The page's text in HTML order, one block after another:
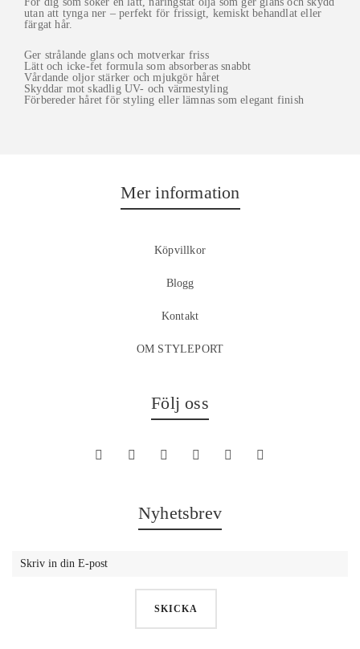
utan att tynga ner – perfekt för frissigt, kemiskt behandlat eller
färgat hår.
Ger strålande glans och motverkar friss
Lätt och icke‑fet formula som absorberas snabbt
Vårdande oljor stärker och mjukgör håret
Skyddar mot skadlig UV- och värmestyling
Förbereder håret för styling eller lämnas som elegant finish
Mer information
Köpvillkor
Blogg
Kontakt
OM STYLEPORT
Följ oss
Nyhetsbrev